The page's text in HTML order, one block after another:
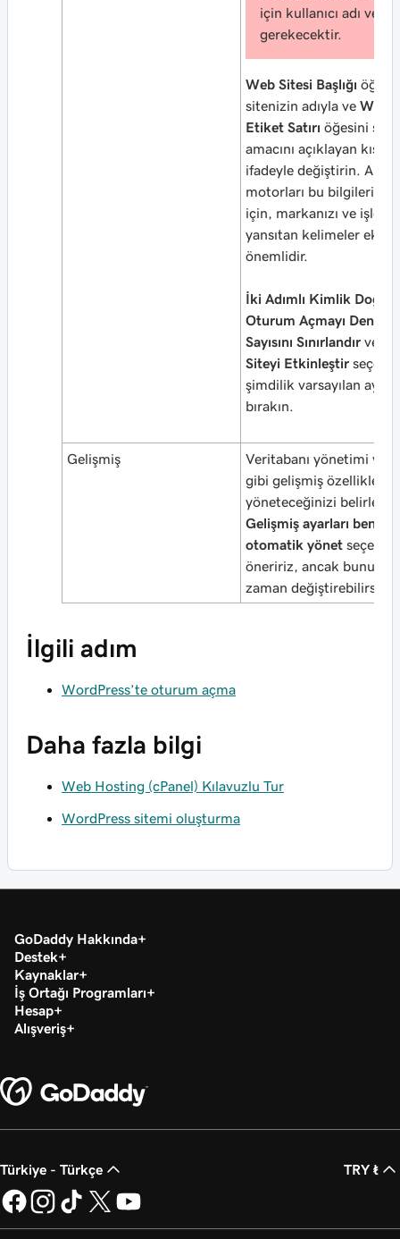
için kullanıcı adı ve
gerekecektir.
Web Sitesi Başlığı
sitenizin adıyla ve Web
Etiket Satırı öğesini
amacını açıklayan kısa
ifadeyle değiştirin.
motorları bu bilgileri
için, markanızı ve
yansıtan kelimeler
önemlidir.
İki Adımlı Kimlik
Oturum Açmayı Deneme
Sayısını Sınırlandır ve
Siteyi Etkinleştir
şimdilik varsayılan
bırakın.
Gelişmiş
Veritabanı yönetimi ve
gibi gelişmiş özellikleri
yöneteceğinizi
Gelişmiş ayarları benim
otomatik yönet
öneririz, ancak bunu
zaman
İlgili adım
WordPress’te oturum açma
Daha fazla bilgi
Web Hosting (cPanel) Kılavuzlu Tur
WordPress sitemi oluşturma
GoDaddy Hakkında
Destek
Kaynaklar
İş Ortağı Programları
Hesap
Alışveriş
Türkiye - Türkçe TRY ₺